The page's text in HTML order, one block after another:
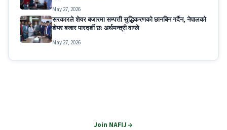
May 27, 2026
सरकारले शेयर बजारमा सम्पत्ती सुद्धिकरणको छानबिन गर्दैन, नेपालको
शेयर बजार पारदर्शी छः अर्थमन्त्री वाग्ले
May 27, 2026
Join NAFIJ